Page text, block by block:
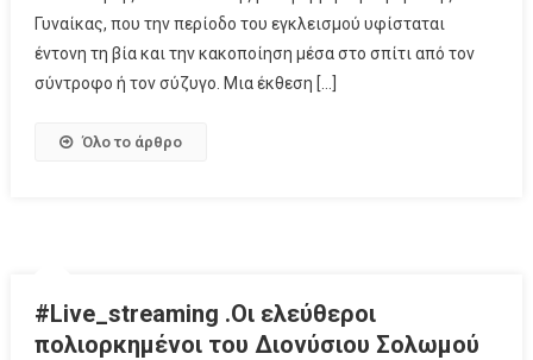
Γυναίκας, που την περίοδο του εγκλεισμού υφίσταται
έντονη τη βία και την κακοποίηση μέσα στο σπίτι από τον
σύντροφο ή τον σύζυγο. Μια έκθεση […]
Όλο το άρθρο
#Live_streaming .Οι ελεύθεροι
πολιορκημένοι του Διονύσιου Σολωμού